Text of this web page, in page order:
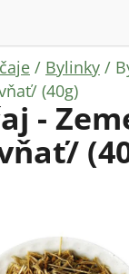
/ Bylinky /
(40g)
-